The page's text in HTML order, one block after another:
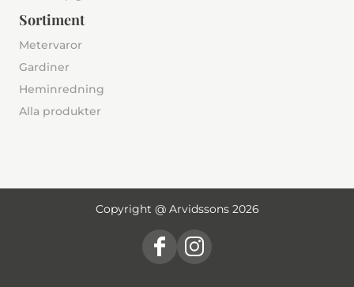
Sortiment
Metervaror
Gardiner
Heminredning
Alla produkter
Copyright @ Arvidssons 2026